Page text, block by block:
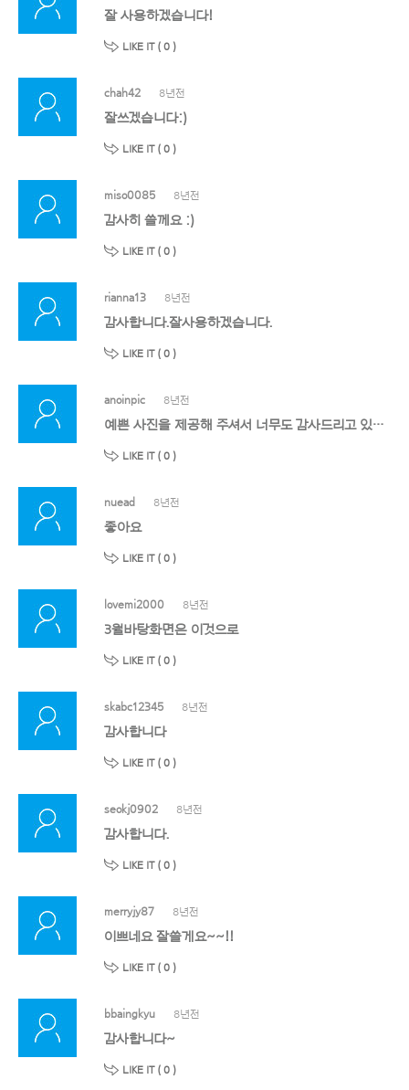
잘 사용하겠습니다!
LIKE IT ( 0 )
chah42 8년전
잘쓰겠습니다:)
LIKE IT ( 0 )
miso0085 8년전
감사히 쓸께요 :)
LIKE IT ( 0 )
rianna13 8년전
감사합니다.잘사용하겠습니다.
LIKE IT ( 0 )
anoinpic 8년전
예쁜 사진을 제공해 주셔서 너무도 감사드리고 있습니다. 올려주신 사진은 소중하게 중요한 곳에 사용하겠습니다. 항상 감사드립니다.^^
LIKE IT ( 0 )
nuead 8년전
좋아요
LIKE IT ( 0 )
lovemi2000 8년전
3월바탕화면은 이것으로
LIKE IT ( 0 )
skabc12345 8년전
감사합니다
LIKE IT ( 0 )
seokj0902 8년전
감사합니다.
LIKE IT ( 0 )
merryjy87 8년전
이쁘네요 잘쓸게요~~!!
LIKE IT ( 0 )
bbaingkyu 8년전
감사합니다~
LIKE IT ( 0 )